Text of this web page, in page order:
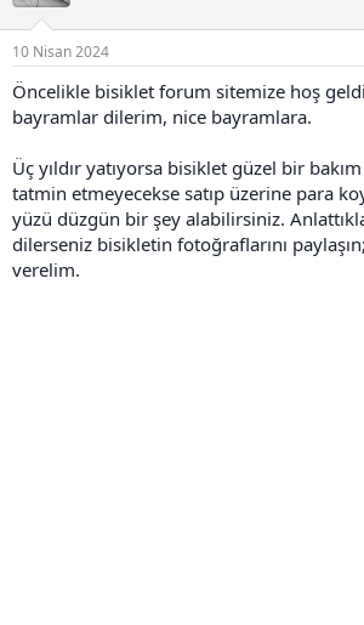
:
10 Nisan 2024
Öncelikle bisiklet forum sitemize hoş
bayramlar dilerim, nice bayramlara.
Üç yıldır yatıyorsa bisiklet güzel bir
tatmin etmeyecekse satıp üzerine para
yüzü düzgün bir şey alabilirsiniz.
dilerseniz bisikletin fotoğraflarını
verelim.